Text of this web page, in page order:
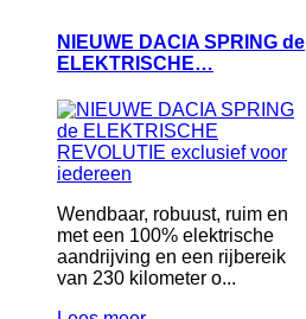
NIEUWE DACIA SPRING de
ELEKTRISCHE…
Wendbaar, robuust, ruim en
met een 100% elektrische
aandrijving en een rijbereik
van 230 kilometer o...